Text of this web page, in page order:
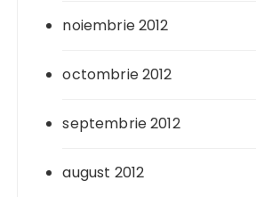
noiembrie 2012
octombrie 2012
septembrie 2012
august 2012